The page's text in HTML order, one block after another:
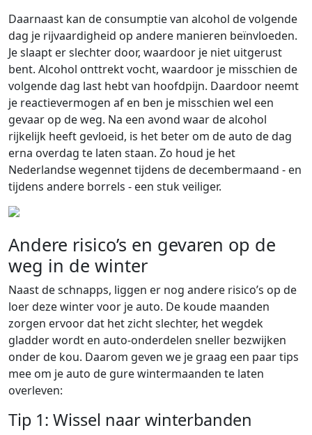
Daarnaast kan de consumptie van alcohol de volgende
dag je rijvaardigheid op andere manieren beïnvloeden.
Je slaapt er slechter door, waardoor je niet uitgerust
bent. Alcohol onttrekt vocht, waardoor je misschien de
volgende dag last hebt van hoofdpijn. Daardoor neemt
je reactievermogen af en ben je misschien wel een
gevaar op de weg. Na een avond waar de alcohol
rijkelijk heeft gevloeid, is het beter om de auto de dag
erna overdag te laten staan. Zo houd je het
Nederlandse wegennet tijdens de decembermaand - en
tijdens andere borrels - een stuk veiliger.
Andere risico’s en gevaren op de
weg in de winter
Naast de schnapps, liggen er nog andere risico’s op de
loer deze winter voor je auto. De koude maanden
zorgen ervoor dat het zicht slechter, het wegdek
gladder wordt en auto-onderdelen sneller bezwijken
onder de kou. Daarom geven we je graag een paar tips
mee om je auto de gure wintermaanden te laten
overleven:
Tip 1: Wissel naar winterbanden